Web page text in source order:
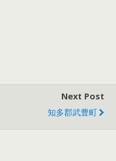
Next Post
知多郡武豊町